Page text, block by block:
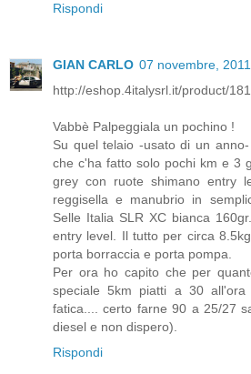
Rispondi
GIAN CARLO 07 novembre,
http://eshop.4italysrl.it/product/
Vabbè Palpeggiala un pochino !
Su quel telaio -usato di un
che c'ha fatto solo pochi km e 3
grey con ruote shimano entry
reggisella e manubrio in
Selle Italia SLR XC bianca
entry level. Il tutto per circa
porta borraccia e porta pompa.
Per ora ho capito che per
speciale 5km piatti a 30 all'ora
fatica.... certo farne 90 a 25/27
diesel e non dispero).
Rispondi